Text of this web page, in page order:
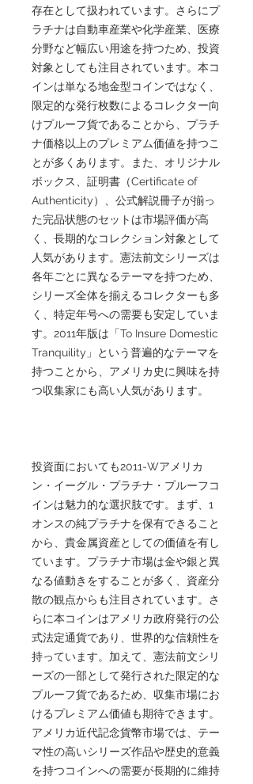
存在として扱われています。さらにプ
ラチナは自動車産業や化学産業、医療
分野など幅広い用途を持つため、投資
対象としても注目されています。本コ
インは単なる地金型コインではなく、
限定的な発行枚数によるコレクター向
けプルーフ貨であることから、プラチ
ナ価格以上のプレミアム価値を持つこ
とが多くあります。また、オリジナル
ボックス、証明書（Certificate of
Authenticity）、公式解説冊子が揃っ
た完品状態のセットは市場評価が高
く、長期的なコレクション対象として
人気があります。憲法前文シリーズは
各年ごとに異なるテーマを持つため、
シリーズ全体を揃えるコレクターも多
く、特定年号への需要も安定していま
す。2011年版は「To Insure Domestic
Tranquility」という普遍的なテーマを
持つことから、アメリカ史に興味を持
つ収集家にも高い人気があります。
投資面においても2011-Wアメリカ
ン・イーグル・プラチナ・プルーフコ
インは魅力的な選択肢です。まず、1
オンスの純プラチナを保有できること
から、貴金属資産としての価値を有し
ています。プラチナ市場は金や銀と異
なる値動きをすることが多く、資産分
散の観点からも注目されています。さ
らに本コインはアメリカ政府発行の公
式法定通貨であり、世界的な信頼性を
持っています。加えて、憲法前文シリ
ーズの一部として発行された限定的な
プルーフ貨であるため、収集市場にお
けるプレミアム価値も期待できます。
アメリカ近代記念貨幣市場では、テー
マ性の高いシリーズ作品や歴史的意義
を持つコインへの需要が長期的に維持